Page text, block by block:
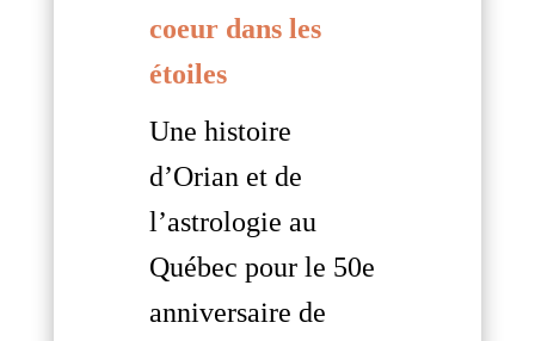
coeur dans les
étoiles
Une histoire
d’Orian et de
l’astrologie au
Québec pour le 50e
anniversaire de